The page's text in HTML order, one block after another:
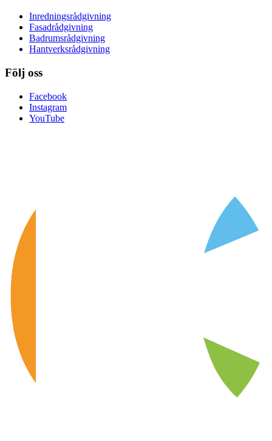
Inredningsrådgivning
Fasadrådgivning
Badrumsrådgivning
Hantverksrådgivning
Följ oss
Facebook
Instagram
YouTube